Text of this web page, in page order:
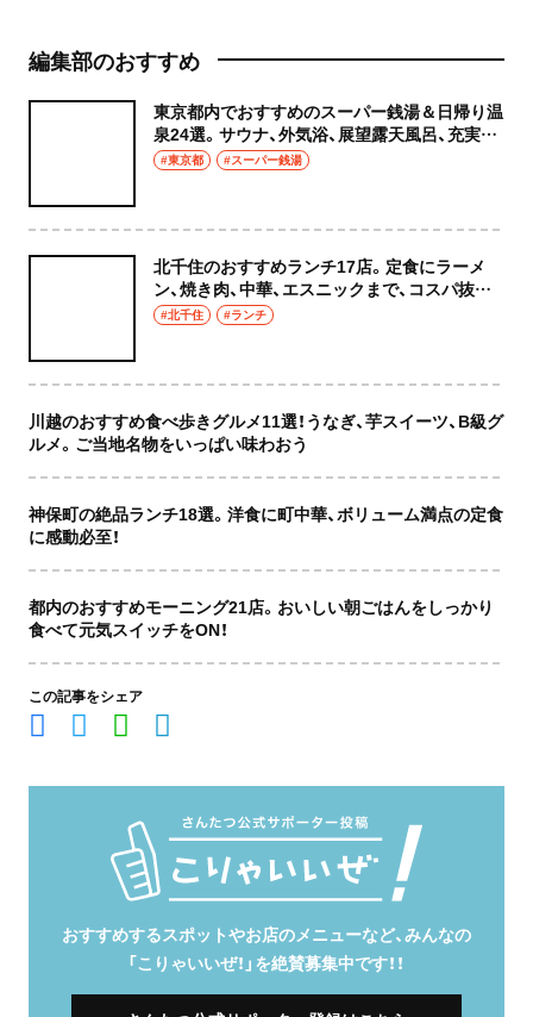
編集部のおすすめ
東京都内でおすすめのスーパー銭湯＆日帰り温
泉24選。サウナ、外気浴、展望露天風呂、充実の
癒やし空間へ
#東京都 #スーパー銭湯
北千住のおすすめランチ17店。定食にラーメ
ン、焼き肉、中華、エスニックまで、コスパ抜群
な店もおしゃれな店も網羅してご紹介！
#北千住 #ランチ
川越のおすすめ食べ歩きグルメ11選！うなぎ、芋スイーツ、B級グ
ルメ。ご当地名物をいっぱい味わおう
神保町の絶品ランチ18選。洋食に町中華、ボリューム満点の定食
に感動必至！
都内のおすすめモーニング21店。おいしい朝ごはんをしっかり
食べて元気スイッチをON！
この記事をシェア
おすすめするスポットやお店のメニューなど、みんなの
「こりゃいいぜ！」を絶賛募集中です！！